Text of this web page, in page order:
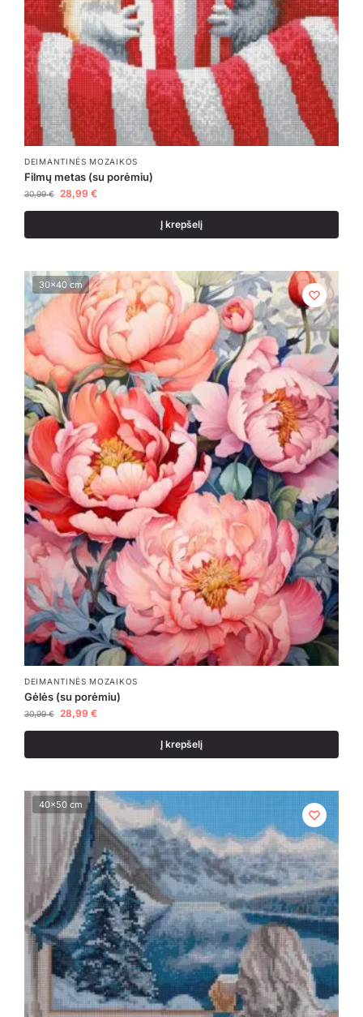
DEIMANTINĖS MOZAIKOS
Filmų metas (su porėmiu)
30,99€ 28,99 €
Į krepšelį
30x40 cm
DEIMANTINĖS MOZAIKOS
Gėlės (su porėmiu)
30,99€ 28,99 €
Į krepšelį
40x50 cm